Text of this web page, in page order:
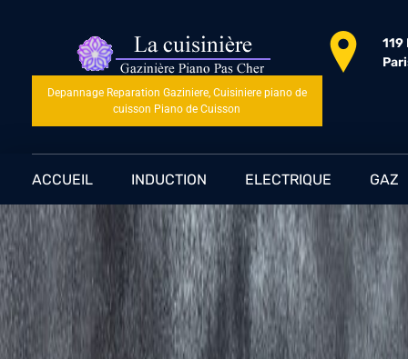
Depannage Reparation Gaziniere, Cuisiniere piano de
cuisson Piano de Cuisson
119
ACCUEIL INDUCTION ELECTRIQUE GAZ